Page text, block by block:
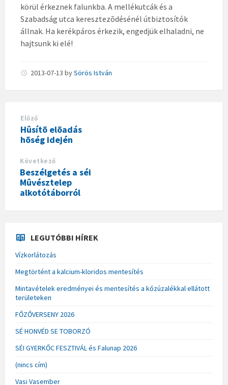
körül érkeznek falunkba. A mellékutcák és a
Szabadság utca keresztezõdésénél útbiztosítók
állnak. Ha kerékpáros érkezik, engedjük elhaladni, ne
hajtsunk ki elé!
2013-07-13 bySörös István
Előző
Hûsítõ elõadás
hõség idején
Következő
Beszélgetés a séi
Mûvésztelep
alkotótáborról
LEGUTÓBBI HÍREK
Vízkorlátozás
Megtörtént a kalcium-kloridos mentesítés
Mintavételek eredményei és mentesítés a kőzúzalékkal ellátott
területeken
FŐZŐVERSENY 2026
SÉ HONVÉD SE TOBORZÓ
SÉI GYERKŐC FESZTIVÁL és Falunap 2026
(nincs cím)
Vasi Vasember